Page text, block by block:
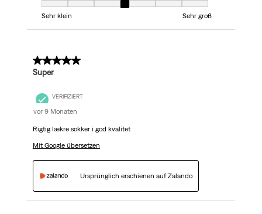
Passform, 4 von 7, wobei 1 gleich Sehr klein ist und 7 gleich Sehr groß
Sehr klein
Sehr groß
5 von 5 Sternen.
Super
VERIFIZIERT
vor 9 Monaten
Rigtig lækre sokker i god kvalitet
Mit Google übersetzen
Ursprünglich erschienen auf Zalando